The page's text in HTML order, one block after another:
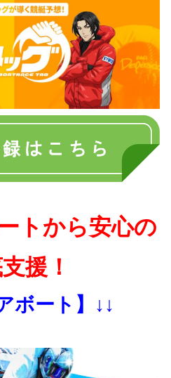
トから安心の
援！
ボート】↓↓